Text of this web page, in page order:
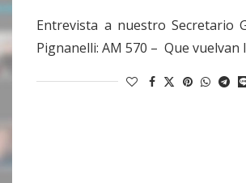
Entrevista a nuestro Secretario
Pignanelli: AM 570 – Que vuelvan